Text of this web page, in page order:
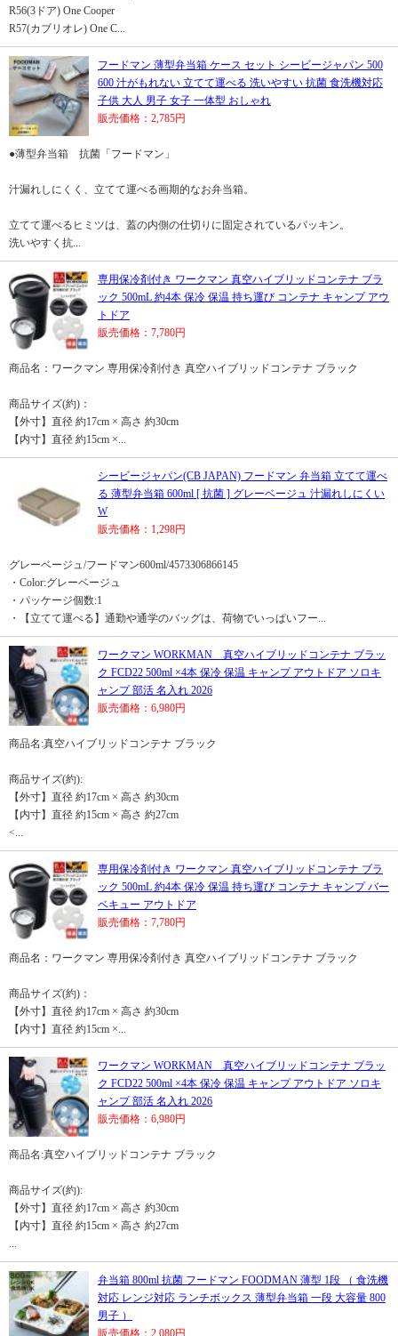
R56(3ドア) One Cooper
R57(カブリオレ) One C...
フードマン 薄型弁当箱 ケース セット シービージャパン 500
600 汁がもれない 立てて運べる 洗いやすい 抗菌 食洗機対応
子供 大人 男子 女子 一体型 おしゃれ
販売価格：2,785円
●薄型弁当箱 抗菌「フードマン」
汁漏れしにくく、立てて運べる画期的なお弁当箱。
立てて運べるヒミツは、蓋の内側の仕切りに固定されているパッキン。
洗いやすく抗...
専用保冷剤付き ワークマン 真空ハイブリッドコンテナ ブラ
ック 500mL 約4本 保冷 保温 持ち運び コンテナ キャンプ アウ
トドア
販売価格：7,780円
商品名：ワークマン 専用保冷剤付き 真空ハイブリッドコンテナ ブラック
商品サイズ(約)：
【外寸】直径 約17cm × 高さ 約30cm
【内寸】直径 約15cm ×...
シービージャパン(CB JAPAN) フードマン 弁当箱 立てて運べ
る 薄型弁当箱 600ml [ 抗菌 ] グレーベージュ 汁漏れしにくい
W
販売価格：1,298円
グレーベージュ/フードマン600ml/4573306866145
・Color:グレーベージュ
・パッケージ個数:1
・【立てて運べる】通勤や通学のバッグは、荷物でいっぱいフー...
ワークマン WORKMAN 真空ハイブリッドコンテナ ブラッ
ク FCD22 500ml ×4本 保冷 保温 キャンプ アウトドア ソロキ
ャンプ 部活 名入れ 2026
販売価格：6,980円
商品名:真空ハイブリッドコンテナ ブラック
商品サイズ(約):
【外寸】直径 約17cm × 高さ 約30cm
【内寸】直径 約15cm × 高さ 約27cm
<...
専用保冷剤付き ワークマン 真空ハイブリッドコンテナ ブラ
ック 500mL 約4本 保冷 保温 持ち運び コンテナ キャンプ バー
ベキュー アウトドア
販売価格：7,780円
商品名：ワークマン 専用保冷剤付き 真空ハイブリッドコンテナ ブラック
商品サイズ(約)：
【外寸】直径 約17cm × 高さ 約30cm
【内寸】直径 約15cm ×...
ワークマン WORKMAN 真空ハイブリッドコンテナ ブラッ
ク FCD22 500ml ×4本 保冷 保温 キャンプ アウトドア ソロキ
ャンプ 部活 名入れ 2026
販売価格：6,980円
商品名:真空ハイブリッドコンテナ ブラック
商品サイズ(約):
【外寸】直径 約17cm × 高さ 約30cm
【内寸】直径 約15cm × 高さ 約27cm
...
弁当箱 800ml 抗菌 フードマン FOODMAN 薄型 1段 （ 食洗機
対応 レンジ対応 ランチボックス 薄型弁当箱 一段 大容量 800
男子 ）
販売価格：2,080円